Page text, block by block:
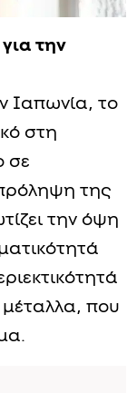
για την
Ιαπωνία, το
στη
σε
της
την όψη
μέταλλα, που